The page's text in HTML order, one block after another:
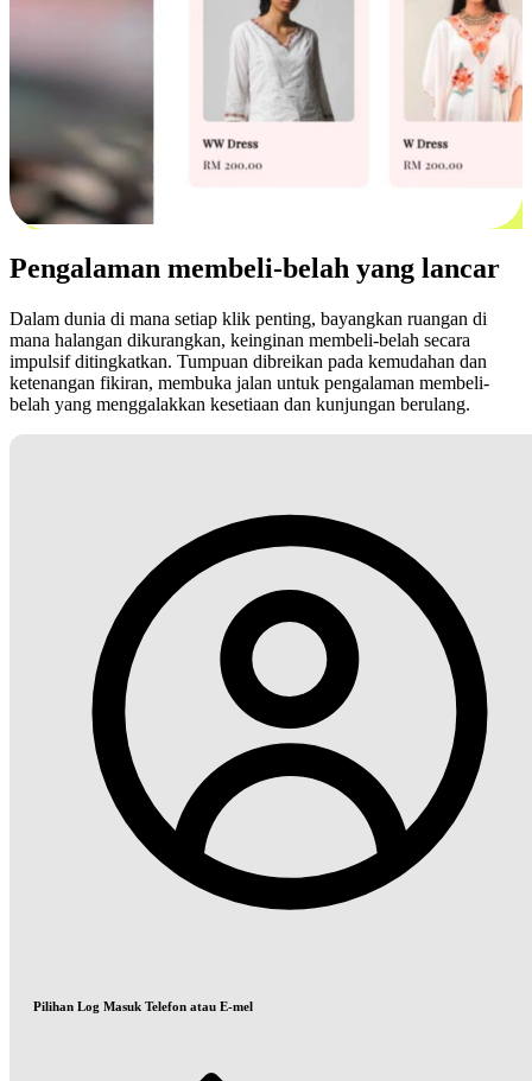
Pengalaman membeli-belah yang lancar
Dalam dunia di mana setiap klik penting, bayangkan ruangan di
mana halangan dikurangkan, keinginan membeli-belah secara
impulsif ditingkatkan. Tumpuan dibreikan pada kemudahan dan
ketenangan fikiran, membuka jalan untuk pengalaman membeli-
belah yang menggalakkan kesetiaan dan kunjungan berulang.
Pilihan Log Masuk Telefon atau E-mel